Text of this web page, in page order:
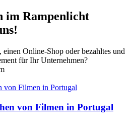
im Rampenlicht
Online-Shop oder bezahltes und
für Ihr Unternehmen?
von Filmen in Portugal